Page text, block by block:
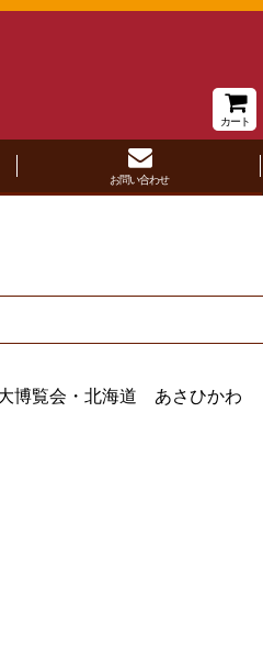
カート
お問い合わせ
博覧会・北海道 あさひかわ